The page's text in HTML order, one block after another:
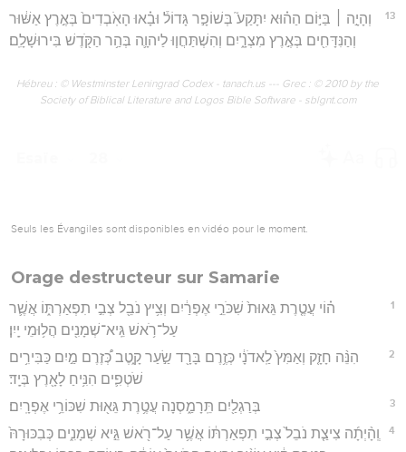
13
וְהָיָ֣ה ׀ בַּיּ֣וֹם הַה֗וּא יִתָּקַע֮ בְּשׁוֹפָ֣ר גָּדוֹל֒ וּבָ֗אוּ הָאֹֽבְדִים֙ בְּאֶ֣רֶץ אַשּׁ֔וּר
וְהַנִּדָּחִ֖ים בְּאֶ֣רֶץ מִצְרָ֑יִם וְהִשְׁתַּחֲו֧וּ לַיהוָ֛ה בְּהַ֥ר הַקֹּ֖דֶשׁ בִּירוּשָׁלִָֽם׃
Hébreu : © Westminster Leningrad Codex - tanach.us --- Grec : © 2010 by the
Society of Biblical Literature and Logos Bible Software - sblgnt.com
Seuls les Évangiles sont disponibles en vidéo pour le moment.
Orage destructeur sur Samarie
1
ה֗וֹי עֲטֶ֤רֶת גֵּאוּת֙ שִׁכֹּרֵ֣י אֶפְרַ֔יִם וְצִ֥יץ נֹבֵ֖ל צְבִ֣י תִפְאַרְתּ֑וֹ אֲשֶׁ֛ר
עַל־רֹ֥אשׁ גֵּֽיא־שְׁמָנִ֖ים הֲל֥וּמֵי יָֽיִן׃
2
הִנֵּ֨ה חָזָ֤ק וְאַמִּץ֙ לַֽאדֹנָ֔י כְּזֶ֥רֶם בָּרָ֖ד שַׂ֣עַר קָ֑טֶב כְּ֠זֶרֶם מַ֣יִם כַּבִּירִ֥ים
שֹׁטְפִ֛ים הִנִּ֥יחַ לָאָ֖רֶץ בְּיָֽד׃
3 בְּרַגְלַ֖יִם תֵּֽרָמַ֑סְנָה עֲטֶ֥רֶת גֵּא֖וּת שִׁכּוֹרֵ֥י אֶפְרָֽיִם׃
4
וְֽהָ֨יְתָ֜ה צִיצַ֤ת נֹבֵל֙ צְבִ֣י תִפְאַרְתּ֔וֹ אֲשֶׁ֥ר עַל־רֹ֖אשׁ גֵּ֣יא שְׁמָנִ֑ים כְּבִכּוּרָהּ֙